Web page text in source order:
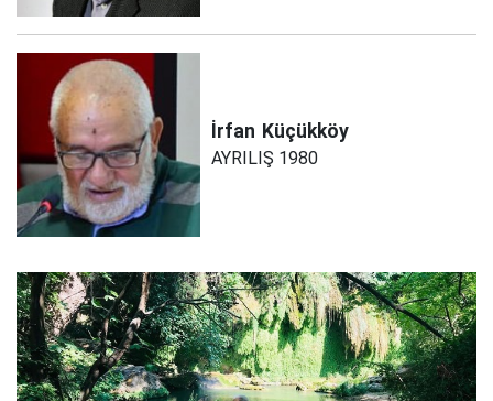
İrfan Küçükköy
AYRILIŞ 1980